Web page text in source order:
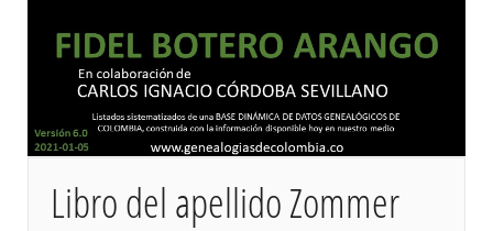
Libro del apellido Zommer